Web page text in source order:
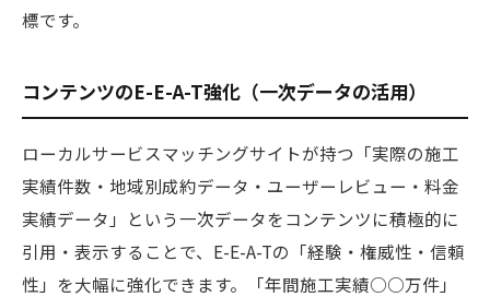
標です。
コンテンツのE-E-A-T強化（一次データの活用）
ローカルサービスマッチングサイトが持つ「実際の施工
実績件数・地域別成約データ・ユーザーレビュー・料金
実績データ」という一次データをコンテンツに積極的に
引用・表示することで、E-E-A-Tの「経験・権威性・信頼
性」を大幅に強化できます。「年間施工実績○○万件」